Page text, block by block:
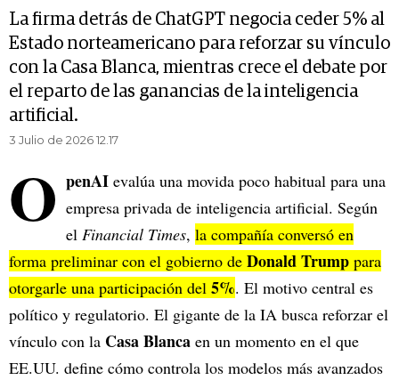
La firma detrás de ChatGPT negocia ceder 5% al
Estado norteamericano para reforzar su vínculo
con la Casa Blanca, mientras crece el debate por
el reparto de las ganancias de la inteligencia
artificial.
3 Julio de 2026 12.17
O penAI evalúa una movida poco habitual para una
empresa privada de inteligencia artificial. Según
el Financial Times, la compañía conversó en
forma preliminar con el gobierno de Donald Trump para
otorgarle una participación del 5%. El motivo central es
político y regulatorio. El gigante de la IA busca reforzar el
vínculo con la Casa Blanca en un momento en el que
EE.UU. define cómo controla los modelos más avanzados